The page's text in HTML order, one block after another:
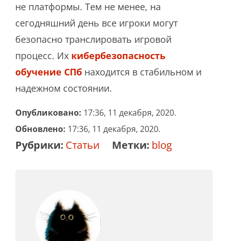
не платформы. Тем не менее, на
сегодняшний день все игроки могут
безопасно транслировать игровой
процесс. Их кибербезопасность
обучение СПб находится в стабильном и
надежном состоянии.
Опубликовано: 17:36, 11 декабря, 2020.
Обновлено: 17:36, 11 декабря, 2020.
Рубрики: Статьи Метки: blog